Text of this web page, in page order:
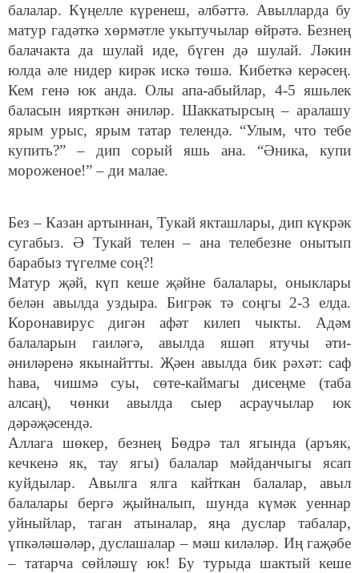
балалар. Күңелле күренеш, әлбәттә. Авылларда бу
матур гадәткә хөрмәтле укытучылар өйрәтә. Безнең
балачакта да шулай иде, бүген дә шулай. Ләкин
юлда әле нидер кирәк искә төшә. Кибеткә керәсең.
Кем генә юк анда. Олы апа-абыйлар, 4-5 яшьлек
баласын иярткән әниләр. Шаккатырсың – аралашу
ярым урыс, ярым татар телендә. “Улым, что тебе
купить?” – дип сорый яшь ана. “Әника, купи
мороженое!” – ди малае.
Без – Казан артыннан, Тукай якташлары, дип күкрәк
сугабыз. Ә Тукай телен – ана телебезне онытып
барабыз түгелме соң?!
Матур җәй, күп кеше җәйне балалары, оныклары
белән авылда уздыра. Бигрәк тә соңгы 2-3 елда.
Коронавирус дигән афәт килеп чыкты. Адәм
балаларын гаиләгә, авылда яшәп ятучы әти-
әниләренә якынайтты. Җәен авылда бик рәхәт: саф
һава, чишмә суы, сөте-каймагы дисеңме (таба
алсаң), чөнки авылда сыер асраучылар юк
дәрәҗәсендә.
Аллага шөкер, безнең Бөдрә тал ягында (аръяк,
кечкенә як, тау ягы) балалар мәйданчыгы ясап
куйдылар. Авылга ялга кайткан балалар, авыл
балалары бергә җыйналып, шунда күмәк уеннар
уйныйлар, таган атыналар, яңа дуслар табалар,
үпкәләшәләр, дуслашалар – мәш киләләр. Иң гаҗәбе
– татарча сөйләшү юк! Бу турыда шактый кеше